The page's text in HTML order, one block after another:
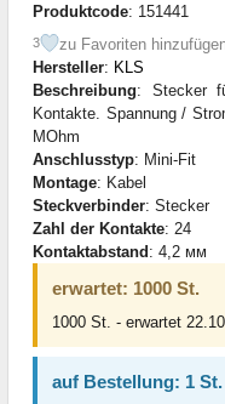
Produktcode: 151441
3
zu Favoriten
Hersteller: KLS
Beschreibung: Stecker
Kontakte. Spannung /
MOhm
Anschlusstyp: Mini-Fit
Montage: Kabel
Steckverbinder: Stecker
Zahl der Kontakte: 24
Kontaktabstand: 4,2 мм
erwartet: 1000 St.
1000 St. - erwartet
auf Bestellung: 1 St.